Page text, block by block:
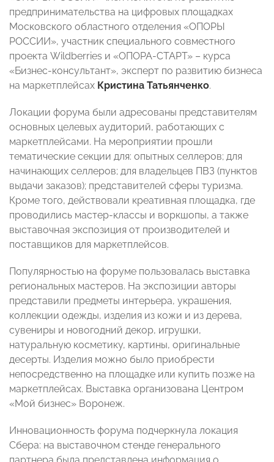
предпринимательства на цифровых площадках
Московского областного отделения «ОПОРЫ
РОССИИ», участник специального совместного
проекта Wildberries и «ОПОРА-СТАРТ» – курса
«Бизнес-консультант», эксперт по развитию бизнеса
на маркетплейсах Кристина Татьянченко.
Локации форума были адресованы представителям
основных целевых аудиторий, работающих с
маркетплейсами. На мероприятии прошли
тематические секции для: опытных селлеров; для
начинающих селлеров; для владельцев ПВЗ (пунктов
выдачи заказов); представителей сферы туризма.
Кроме того, действовали креативная площадка, где
проводились мастер-классы и воркшопы, а также
выставочная экспозиция от производителей и
поставщиков для маркетплейсов.
Популярностью на форуме пользовалась выставка
региональных мастеров. На экспозиции авторы
представили предметы интерьера, украшения,
коллекции одежды, изделия из кожи и из дерева,
сувениры и новогодний декор, игрушки,
натуральную косметику, картины, оригинальные
десерты. Изделия можно было приобрести
непосредственно на площадке или купить позже на
маркетплейсах. Выставка организована Центром
«Мой бизнес» Воронеж.
Инновационность форума подчеркнула локация
Сбера: на выставочном стенде генерального